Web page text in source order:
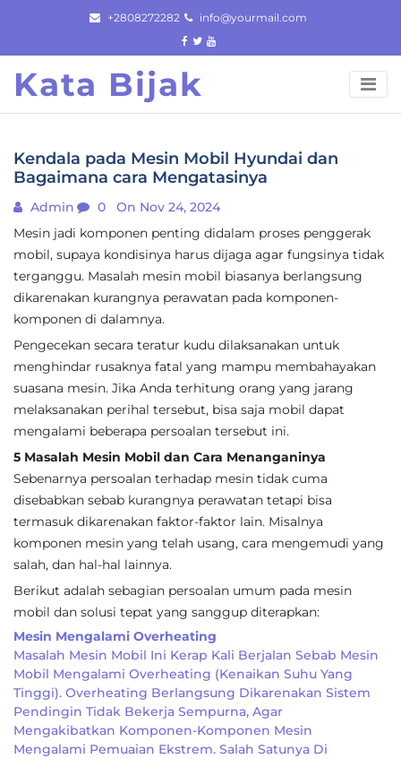
content
+2808272282 info@yourmail.com
Kata Bijak
Kendala pada Mesin Mobil Hyundai dan
Bagaimana cara Mengatasinya
Admin 0
On Nov 24, 2024
Mesin jadi komponen penting didalam proses penggerak
mobil, supaya kondisinya harus dijaga agar fungsinya tidak
terganggu. Masalah mesin mobil biasanya berlangsung
dikarenakan kurangnya perawatan pada komponen-
komponen di dalamnya.
Pengecekan secara teratur kudu dilaksanakan untuk
menghindar rusaknya fatal yang mampu membahayakan
suasana mesin. Jika Anda terhitung orang yang jarang
melaksanakan perihal tersebut, bisa saja mobil dapat
mengalami beberapa persoalan tersebut ini.
5 Masalah Mesin Mobil dan Cara Menanganinya
Sebenarnya persoalan terhadap mesin tidak cuma
disebabkan sebab kurangnya perawatan tetapi bisa
termasuk dikarenakan faktor-faktor lain. Misalnya
komponen mesin yang telah usang, cara mengemudi yang
salah, dan hal-hal lainnya.
Berikut adalah sebagian persoalan umum pada mesin
mobil dan solusi tepat yang sanggup diterapkan:
Mesin Mengalami Overheating
Masalah Mesin Mobil Ini Kerap Kali Berjalan Sebab Mesin
Mobil Mengalami Overheating (kenaikan Suhu Yang
Tinggi). Overheating Berlangsung Dikarenakan Sistem
Pendingin Tidak Bekerja Sempurna, Agar
Mengakibatkan Komponen-Komponen Mesin
Mengalami Pemuaian Ekstrem. Salah Satunya Di